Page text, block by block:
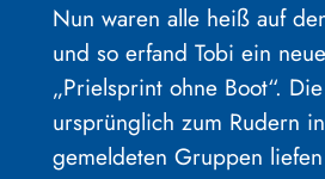
Nun waren alle heiß auf
und so erfand Tobi ein
„Prielsprint ohne Boot“.
ursprünglich zum Rudern
gemeldeten Gruppen